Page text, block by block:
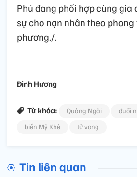
Phú đang phối hợp cùng gia
sự cho nạn nhân theo phong
phương./.
Đinh Hương
Từ khóa: Quảng Ngãi đuối
biển Mỹ Khê
tử vong
Tin liên quan